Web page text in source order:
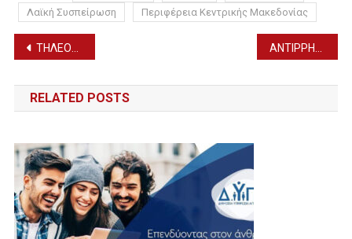
Λαϊκή Συσπείρωση
Περιφέρεια Κεντρικής Μακεδονίας
Πλοήγηση
άρθρων
ΤΗΛΕΟΡΑΣΗ: ΟΙ ΑΘΛΗΤΙΚΕΣ ΜΕΤΑΔΟΣΕΙΣ ΤΗΣ ΗΜΕΡΑΣ (3/10)
RELATED POSTS